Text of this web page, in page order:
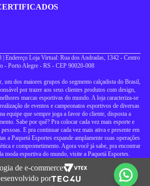
Endereço Loja Virtual: Rua dos Andradas, 1342 - Centro
- Porto Alegre - RS - CEP 90020-008
um dos maiores grupos do segmento calçadista do Brasil,
por trazer aos seus clientes produtos com design,
marcas esportivas do mundo. A loja caracteriza-se
de eventos e campeonatos esportivos de diversas
equipe que sempre joga a favor do cliente, disposta a
Sabe por quê? Pra colocar cada vez mais esporte e
E pra continuar cada vez mais ativa e presente em
a Paquetá Esportes expande amplamente suas operações
e comprometimento. Agora você já sabe, pra encontrar
moda esportiva do mundo, visite a Paquetá Esportes.
de e-commerce
por